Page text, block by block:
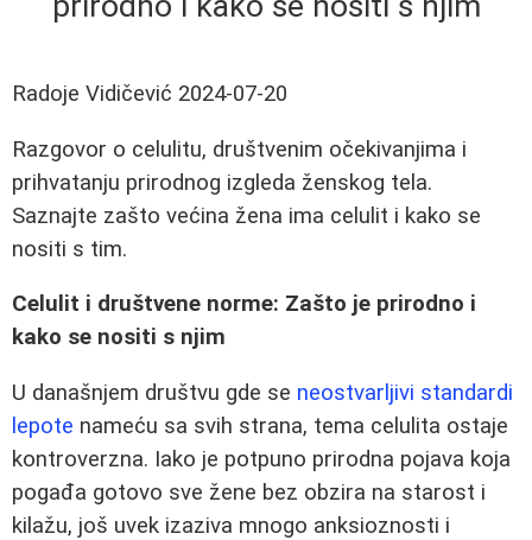
Radoje Vidičević 2024-07-20
Razgovor o celulitu, društvenim očekivanjima i
prihvatanju prirodnog izgleda ženskog tela.
Saznajte zašto većina žena ima celulit i kako se
nositi s tim.
Celulit i društvene norme: Zašto je prirodno i
kako se nositi s njim
U današnjem društvu gde se neostvarljivi standardi
lepote nameću sa svih strana, tema celulita ostaje
kontroverzna. Iako je potpuno prirodna pojava koja
pogađa gotovo sve žene bez obzira na starost i
kilažu, još uvek izaziva mnogo anksioznosti i